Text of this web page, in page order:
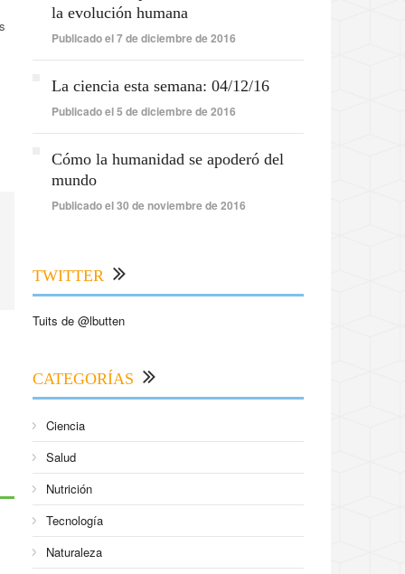
la evolución humana
Publicado el 7 de diciembre de 2016
La ciencia esta semana: 04/12/16
Publicado el 5 de diciembre de 2016
Cómo la humanidad se apoderó del
mundo
Publicado el 30 de noviembre de 2016
TWITTER
Tuits de @lbutten
CATEGORÍAS
Ciencia
Salud
Nutrición
Tecnología
Naturaleza